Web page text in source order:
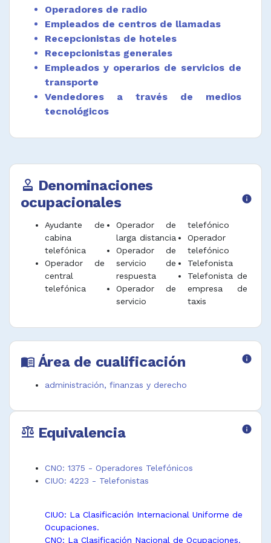
Operadores de radio
Empleados de centros de llamadas
Recepcionistas de hoteles
Recepcionistas generales
Empleados y operarios de servicios de
transporte
Vendedores a través de medios
tecnológicos
approval Denominaciones
ocupacionales
info
Ayudante de
cabina
telefónica
Operador de
central
telefónica
Operador de
larga distancia
Operador de
servicio de
respuesta
Operador de
servicio
telefónico
Operador
telefónico
Telefonista
Telefonista de
empresa de
taxis
menu_book Área de cualificación info
administración, finanzas y derecho
balance Equivalencia info
CNO: 1375 - Operadores Telefónicos
CIUO: 4223 - Telefonistas
CIUO: La Clasificación Internacional Uniforme de
Ocupaciones.
CNO: La Clasificación Nacional de Ocupaciones.